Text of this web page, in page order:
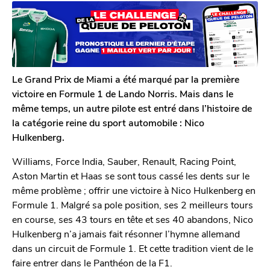
2
a
n
s
a
g
o
r
T
o
m
G
a
l
r
o
n
s
a
Le Grand Prix de Miami a été marqué par la première
victoire en Formule 1 de Lando Norris. Mais dans le
même temps, un autre pilote est entré dans l’histoire de
la catégorie reine du sport automobile : Nico
Hulkenberg.
Williams, Force India, Sauber, Renault, Racing Point,
Aston Martin et Haas se sont tous cassé les dents sur le
même problème ; offrir une victoire à Nico Hulkenberg en
Formule 1. Malgré sa pole position, ses 2 meilleurs tours
en course, ses 43 tours en tête et ses 40 abandons, Nico
Hulkenberg n’a jamais fait résonner l’hymne allemand
dans un circuit de Formule 1. Et cette tradition vient de le
faire entrer dans le Panthéon de la F1.